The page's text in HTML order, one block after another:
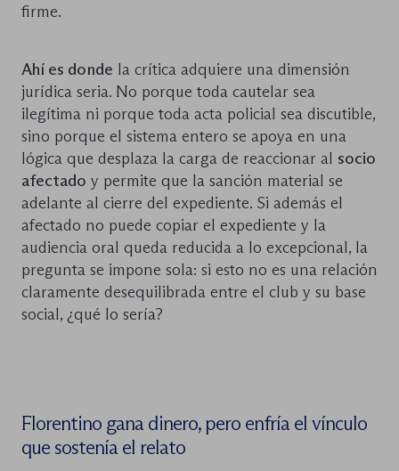
firme.
Ahí es donde la crítica adquiere una dimensión
jurídica seria. No porque toda cautelar sea
ilegítima ni porque toda acta policial sea discutible,
sino porque el sistema entero se apoya en una
lógica que desplaza la carga de reaccionar al socio
afectado y permite que la sanción material se
adelante al cierre del expediente. Si además el
afectado no puede copiar el expediente y la
audiencia oral queda reducida a lo excepcional, la
pregunta se impone sola: si esto no es una relación
claramente desequilibrada entre el club y su base
social, ¿qué lo sería?
Florentino gana dinero, pero enfría el vínculo
que sostenía el relato